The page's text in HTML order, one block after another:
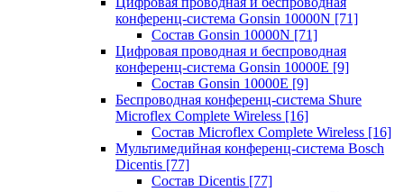
конференц-система Gonsin 10000N [71]
Состав Gonsin 10000N [71]
Цифровая проводная и беспроводная
конференц-система Gonsin 10000E [9]
Состав Gonsin 10000E [9]
Беспроводная конференц-система Shure
Microflex Complete Wireless [16]
Состав Microflex Complete Wireless [16]
Мультимедийная конференц-система Bosch
Dicentis [77]
Состав Dicentis [77]